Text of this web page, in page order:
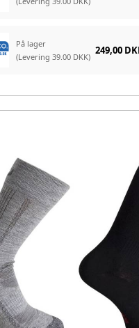
På lager
(Levering 39.00 DKK)
249,00